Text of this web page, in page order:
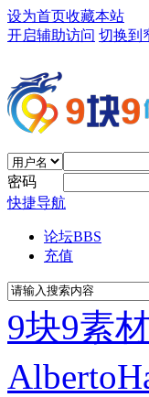
设为首页收藏本站
开启辅助访问 切换到
密码
快捷导航
论坛BBS
充值
9块9素